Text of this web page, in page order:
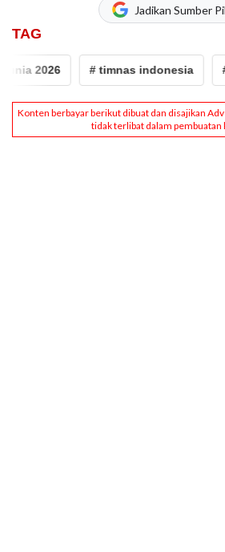
Jadikan Sumber
TAG
2026 # timnas indonesia #